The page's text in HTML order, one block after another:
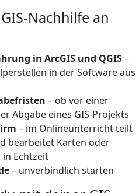
Nachhilfe an
in ArcGIS und QGIS–
in der Software aus
– ob vor einer
Abgabe eines GIS-Projekts
– im Onlineunterricht teilt
bearbeitet Karten oder
Echtzeit
– unverbindlich starten